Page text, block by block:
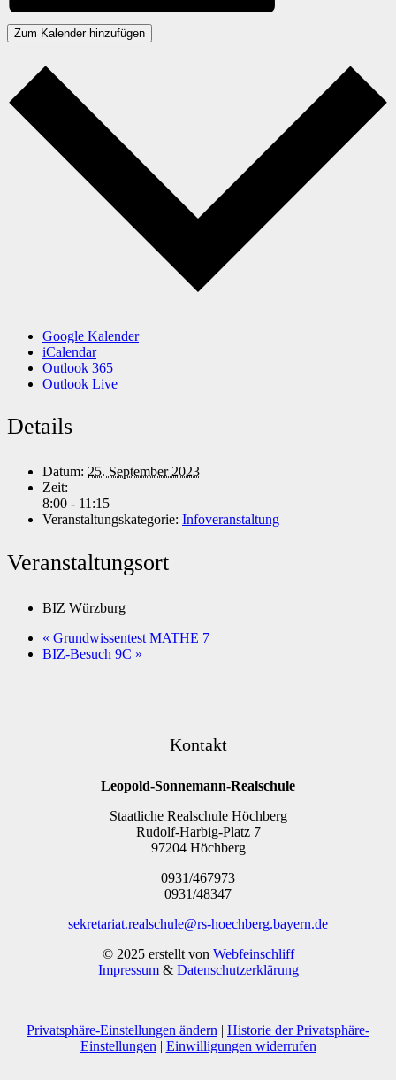
Zum Kalender hinzufügen
Google Kalender
iCalendar
Outlook 365
Outlook Live
Details
Datum: 25. September 2023
Zeit:
8:00 - 11:15
Veranstaltungskategorie: Infoveranstaltung
Veranstaltungsort
BIZ Würzburg
« Grundwissentest MATHE 7
BIZ-Besuch 9C »
Kontakt
Leopold-Sonnemann-Realschule
Staatliche Realschule Höchberg
Rudolf-Harbig-Platz 7
97204 Höchberg
0931/467973
0931/48347
sekretariat.realschule@rs-hoechberg.bayern.de
© 2025 erstellt von Webfeinschliff
Impressum& Datenschutzerklärung
Privatsphäre-Einstellungen ändern | Historie der Privatsphäre-
Einstellungen | Einwilligungen widerrufen